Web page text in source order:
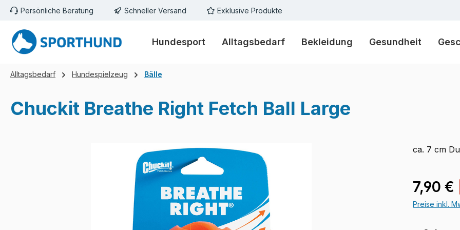
Hauptinhalt springen
Zur Suche springen
Zur Hauptnavigation springen
Persönliche Beratung Schneller Versand Exklusive Produkte
Hundesport Alltagsbedarf Bekleidung Gesundheit
Alltagsbedarf Hundespielzeug Bälle
Chuckit Breathe Right Fetch Ball Large
ca. 7 cm
7,90 €
Preise inkl.